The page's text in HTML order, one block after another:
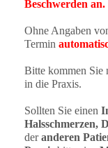
Beschwerden an.
Ohne Angaben
Termin
Bitte kommen Sie
in die Praxis.
Sollten Sie einen
Halsschmerzen,
deranderen